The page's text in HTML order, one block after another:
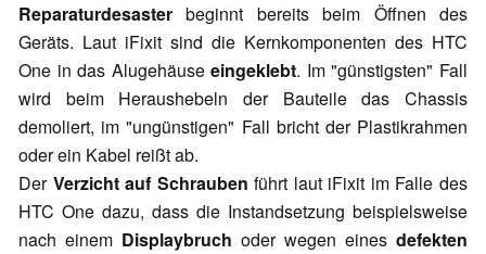
Reparaturdesaster beginnt bereits beim Öffnen des
Geräts. Laut iFixit sind die Kernkomponenten des HTC
One in das Alugehäuseeingeklebt. Im "günstigsten" Fall
wird beim Heraushebeln der Bauteile das Chassis
demoliert, im "ungünstigen" Fall bricht der Plastikrahmen
oder ein Kabel reißt ab.
Der Verzicht auf Schrauben führt laut iFixit im Falle des
HTC One dazu, dass die Instandsetzung beispielsweise
nach einem Displaybruch oder wegen eines defekten